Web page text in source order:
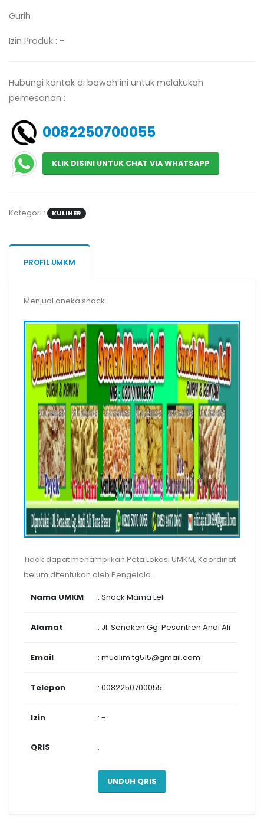
Gurih
Izin Produk : -
Hubungi kontak di bawah ini untuk melakukan
pemesanan :
0082250700055
KLIK DISINI UNTUK CHAT VIA WHATSAPP
Kategori : KULINER
PROFIL UMKM
Menjual aneka snack
Tidak dapat menampilkan Peta Lokasi UMKM, Koordinat
belum ditentukan oleh Pengelola.
Nama UMKM
: Snack Mama Leli
Alamat : Jl. Senaken Gg. Pesantren Andi Ali
Email : mualim.tg515@gmail.com
Telepon : 0082250700055
Izin : -
QRIS :
UNDUH QRIS